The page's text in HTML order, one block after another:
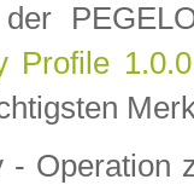
Profile
- Operation